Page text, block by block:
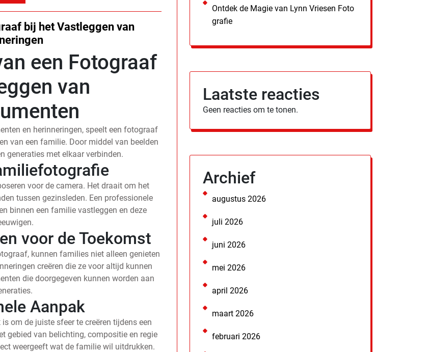
bij het Vastleggen van
een Fotograaf
van
en herinneringen, speelt een fotograaf
van een familie. Door middel van beelden
generaties met elkaar verbinden.
voor de camera. Het draait om het
tussen gezinsleden. Een professionele
binnen een familie vastleggen en deze
voor de Toekomst
kunnen families niet alleen genieten
creëren die ze voor altijd kunnen
die doorgegeven kunnen worden aan
Aanpak
om de juiste sfeer te creëren tijdens een
gebied van belichting, compositie en regie
weergeeft wat de familie wil uitdrukken.
Ontdek de Magie van Lynn Vriesen Foto
grafie
Laatste reacties
Geen reacties om te tonen.
Archief
augustus 2026
juli 2026
juni 2026
mei 2026
april 2026
maart 2026
februari 2026